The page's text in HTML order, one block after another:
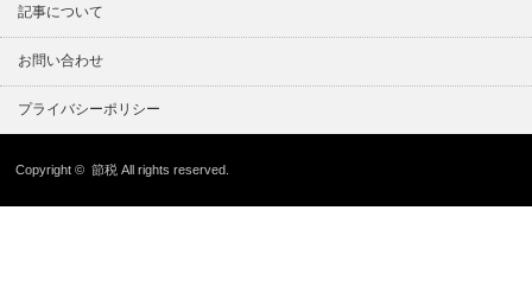
記事について
お問い合わせ
プライバシーポリシー
Copyright ©節税 All rights reserved.